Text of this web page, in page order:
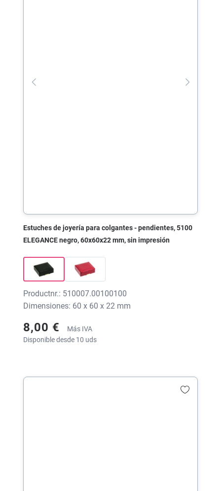
Estuches de joyería para colgantes - pendientes, 5100
ELEGANCE negro, 60x60x22 mm, sin impresión
Productnr.: 510007.00100100
Dimensiones: 60 x 60 x 22 mm
8,00 €
Más IVA
Disponible desde 10 uds